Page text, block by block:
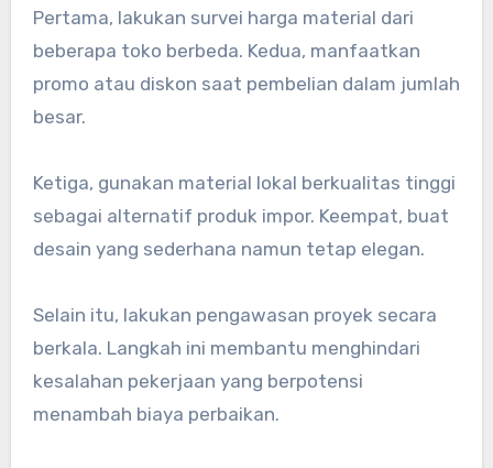
Pertama, lakukan survei harga material dari
beberapa toko berbeda. Kedua, manfaatkan
promo atau diskon saat pembelian dalam jumlah
besar.
Ketiga, gunakan material lokal berkualitas tinggi
sebagai alternatif produk impor. Keempat, buat
desain yang sederhana namun tetap elegan.
Selain itu, lakukan pengawasan proyek secara
berkala. Langkah ini membantu menghindari
kesalahan pekerjaan yang berpotensi
menambah biaya perbaikan.